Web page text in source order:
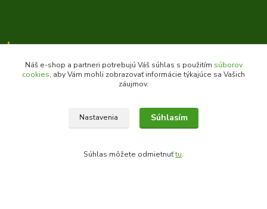
Kontakty
Náš e-shop a partneri potrebujú Váš súhlas s použitím súborov
cookies, aby Vám mohli zobrazovať informácie týkajúce sa Vašich
záujmov.
Nastavenia Súhlasím
Súhlas môžete odmietnuťtu.